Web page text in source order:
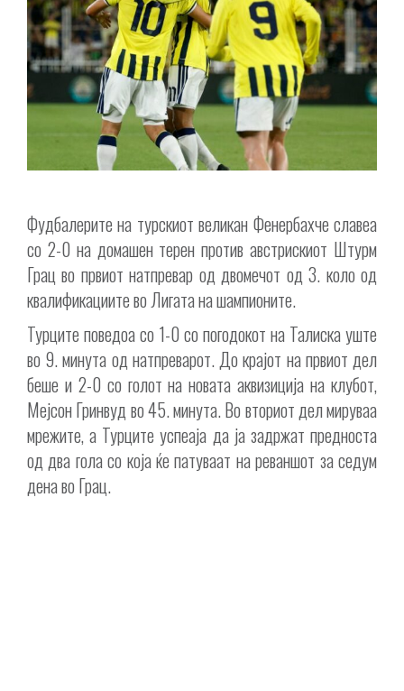
Фудбалерите на турскиот великан Фенербахче славеа
со 2-0 на домашен терен против австрискиот Штурм
Грац во првиот натпревар од двомечот од 3. коло од
квалификациите во Лигата на шампионите.
Турците поведоа со 1-0 со погодокот на Талиска уште
во 9. минута од натпреварот. До крајот на првиот дел
беше и 2-0 со голот на новата аквизиција на клубот,
Мејсон Гринвуд во 45. минута. Во вториот дел мируваа
мрежите, а Турците успеаја да ја задржат предноста
од два гола со која ќе патуваат на реваншот за седум
дена во Грац.